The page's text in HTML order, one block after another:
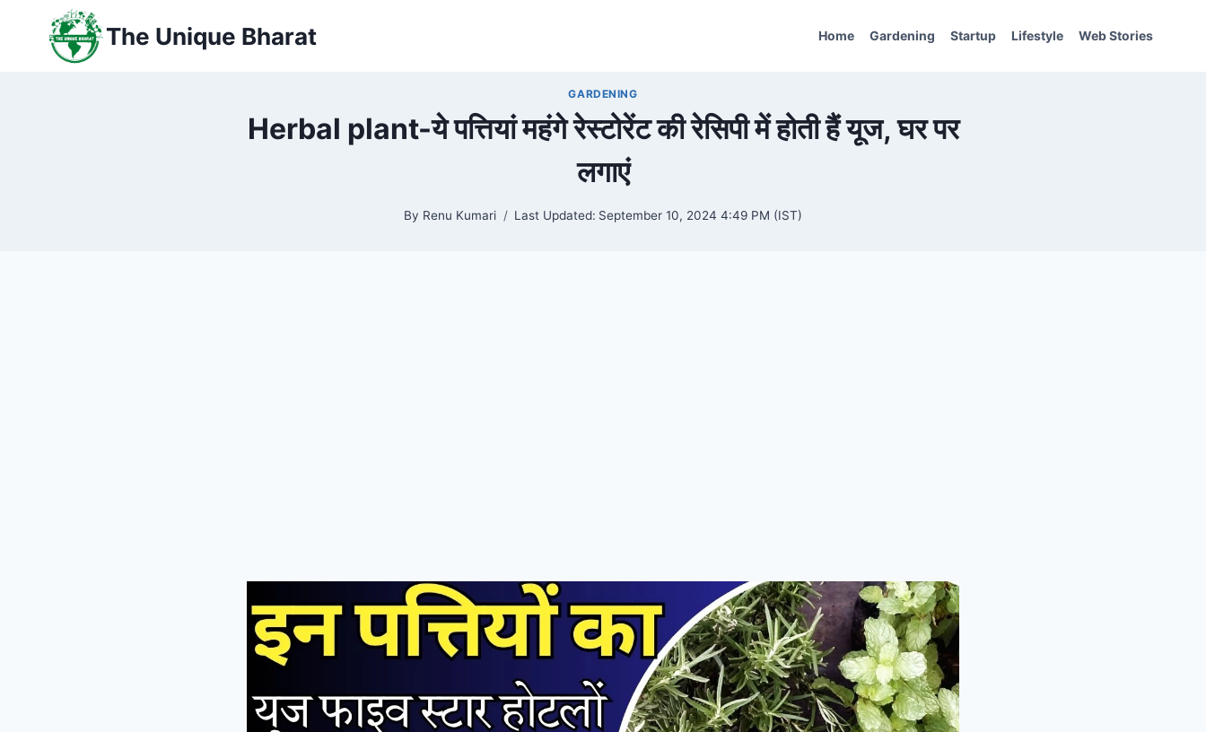
The Unique Bharat Home Gardening Startup Lifestyle Web Stories
GARDENING
Herbal plant-ये पत्तियां महंगे रेस्टोरेंट की रेसिपी में होती हैं यूज, घर पर
लगाएं
By Renu Kumari Last Updated: September 10, 2024 4:49 PM (IST)